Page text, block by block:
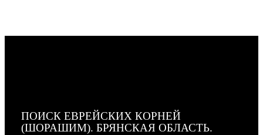
ПОИСК ЕВРЕЙСКИХ КОРНЕЙ
(ШОРАШИМ). БРЯНСКАЯ ОБЛАСТЬ.